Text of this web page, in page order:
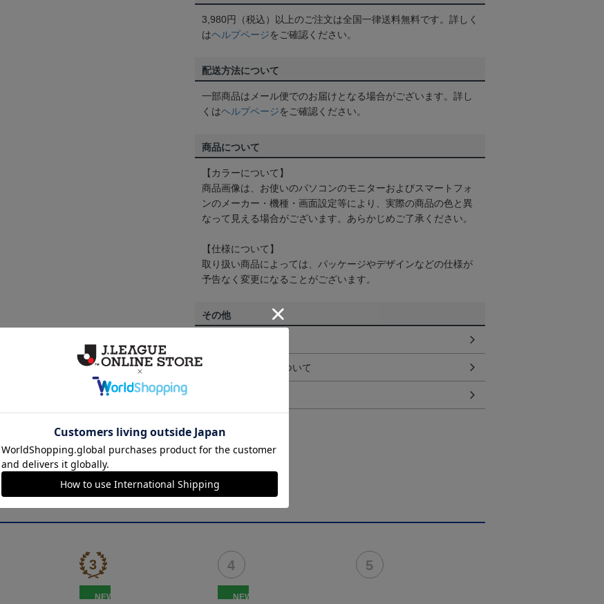
3,980円（税込）以上のご注文は全国一律送料無料です。詳しく
はヘルプページをご確認ください。
配送方法について
一部商品はメール便でのお届けとなる場合がございます。詳し
くはヘルプページをご確認ください。
商品について
【カラーについて】
商品画像は、お使いのパソコンのモニターおよびスマートフォ
ンのメーカー・機種・画面設定等により、実際の商品の色と異
なって見える場合がございます。あらかじめご了承ください。
【仕様について】
取り扱い商品によっては、パッケージやデザインなどの仕様が
予告なく変更になることがございます。
その他
ギフト対応について
NEW NEW